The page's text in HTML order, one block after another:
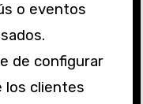
o eventos
de configurar
los clientes